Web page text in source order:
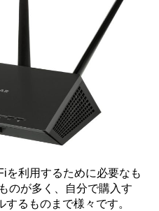
を利用するために必要なも
のが多く、自分で購入す
るものまで様々です。